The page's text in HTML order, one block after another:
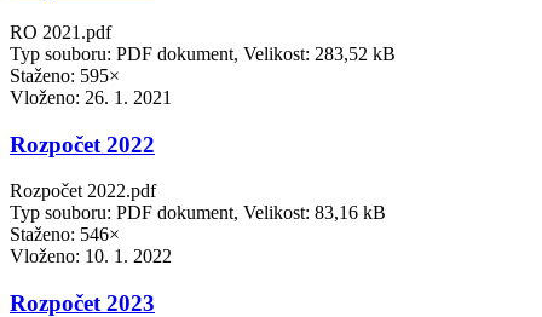
RO 2021.pdf
Typ souboru: PDF dokument, Velikost: 283,52 kB
Staženo: 595×
Vloženo: 26. 1. 2021
Rozpočet 2022
Rozpočet 2022.pdf
Typ souboru: PDF dokument, Velikost: 83,16 kB
Staženo: 546×
Vloženo: 10. 1. 2022
Rozpočet 2023